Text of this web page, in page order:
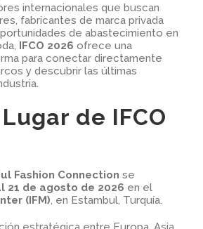
internacionales que buscan
fabricantes de marca privada
de abastecimiento en
IFCO 2026 ofrece una
para conectar directamente
y descubrir las últimas
de IFCO
Fashion Connection se
21 de agosto de 2026 en el
(IFM), en Estambul, Turquía.